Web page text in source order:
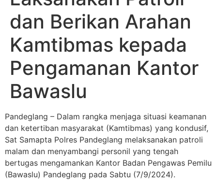
dan Berikan Arahan
Kamtibmas kepada
Pengamanan Kantor
Bawaslu
Pandeglang – Dalam rangka menjaga situasi keamanan
dan ketertiban masyarakat (Kamtibmas) yang kondusif,
Sat Samapta Polres Pandeglang melaksanakan patroli
malam dan menyambangi personil yang tengah
bertugas mengamankan Kantor Badan Pengawas Pemilu
(Bawaslu) Pandeglang pada Sabtu (7/9/2024).